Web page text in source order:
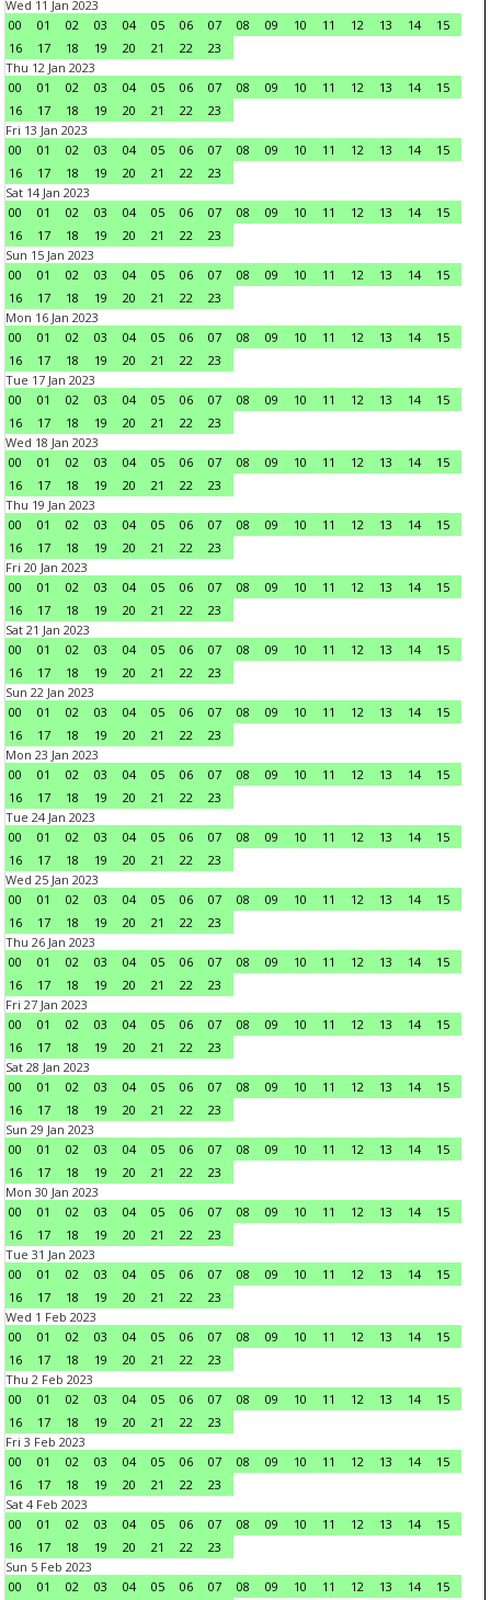
Wed 11 Jan 2023
00
01 02 03 04 05 06 07 08 09 10 11 12 13 14
15
16
17 18 19 20 21 22
23
Thu 12 Jan 2023
00
01 02 03 04 05 06 07 08 09 10 11 12 13 14
15
16
17 18 19 20 21 22
23
Fri 13 Jan 2023
00
01 02 03 04 05 06 07 08 09 10 11 12 13 14
15
16
17 18 19 20 21 22
23
Sat 14 Jan 2023
00
01 02 03 04 05 06 07 08 09 10 11 12 13 14
15
16
17 18 19 20 21 22
23
Sun 15 Jan 2023
00
01 02 03 04 05 06 07 08 09 10 11 12 13 14
15
16
17 18 19 20 21 22
23
Mon 16 Jan 2023
00
01 02 03 04 05 06 07 08 09 10 11 12 13 14
15
16
17 18 19 20 21 22
23
Tue 17 Jan 2023
00
01 02 03 04 05 06 07 08 09 10 11 12 13 14
15
16
17 18 19 20 21 22
23
Wed 18 Jan 2023
00
01 02 03 04 05 06 07 08 09 10 11 12 13 14
15
16
17 18 19 20 21 22
23
Thu 19 Jan 2023
00
01 02 03 04 05 06 07 08 09 10 11 12 13 14
15
16
17 18 19 20 21 22
23
Fri 20 Jan 2023
00
01 02 03 04 05 06 07 08 09 10 11 12 13 14
15
16
17 18 19 20 21 22
23
Sat 21 Jan 2023
00
01 02 03 04 05 06 07 08 09 10 11 12 13 14
15
16
17 18 19 20 21 22
23
Sun 22 Jan 2023
00
01 02 03 04 05 06 07 08 09 10 11 12 13 14
15
16
17 18 19 20 21 22
23
Mon 23 Jan 2023
00
01 02 03 04 05 06 07 08 09 10 11 12 13 14
15
16
17 18 19 20 21 22
23
Tue 24 Jan 2023
00
01 02 03 04 05 06 07 08 09 10 11 12 13 14
15
16
17 18 19 20 21 22
23
Wed 25 Jan 2023
00
01 02 03 04 05 06 07 08 09 10 11 12 13 14
15
16
17 18 19 20 21 22
23
Thu 26 Jan 2023
00
01 02 03 04 05 06 07 08 09 10 11 12 13 14
15
16
17 18 19 20 21 22
23
Fri 27 Jan 2023
00
01 02 03 04 05 06 07 08 09 10 11 12 13 14
15
16
17 18 19 20 21 22
23
Sat 28 Jan 2023
00
01 02 03 04 05 06 07 08 09 10 11 12 13 14
15
16
17 18 19 20 21 22
23
Sun 29 Jan 2023
00
01 02 03 04 05 06 07 08 09 10 11 12 13 14
15
16
17 18 19 20 21 22
23
Mon 30 Jan 2023
00
01 02 03 04 05 06 07 08 09 10 11 12 13 14
15
16
17 18 19 20 21 22
23
Tue 31 Jan 2023
00
01 02 03 04 05 06 07 08 09 10 11 12 13 14
15
16
17 18 19 20 21 22
23
Wed 1 Feb 2023
00
01 02 03 04 05 06 07 08 09 10 11 12 13 14
15
16
17 18 19 20 21 22
23
Thu 2 Feb 2023
00
01 02 03 04 05 06 07 08 09 10 11 12 13 14
15
16
17 18 19 20 21 22
23
Fri 3 Feb 2023
00
01 02 03 04 05 06 07 08 09 10 11 12 13 14
15
16
17 18 19 20 21 22
23
Sat 4 Feb 2023
00
01 02 03 04 05 06 07 08 09 10 11 12 13 14
15
16
17 18 19 20 21 22
23
Sun 5 Feb 2023
00
01 02 03 04 05 06 07 08 09 10 11 12 13 14
15